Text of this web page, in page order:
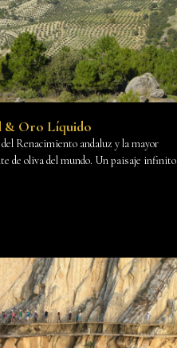
& Oro Líquido
del Renacimiento andaluz y la mayor
de oliva del mundo. Un paisaje infinito